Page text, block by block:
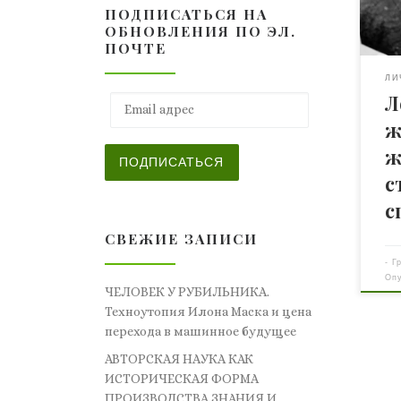
и
-
ПОДПИСАТЬСЯ НА
ОБНОВЛЕНИЯ ПО ЭЛ.
ПОЧТЕ
ПОДПИСАТЬСЯ
СВЕЖИЕ ЗАПИСИ
ЧЕЛОВЕК У РУБИЛЬНИКА.
Техноутопия Илона Маска и цена
перехода в машинное будущее
АВТОРСКАЯ НАУКА КАК
ИСТОРИЧЕСКАЯ ФОРМА